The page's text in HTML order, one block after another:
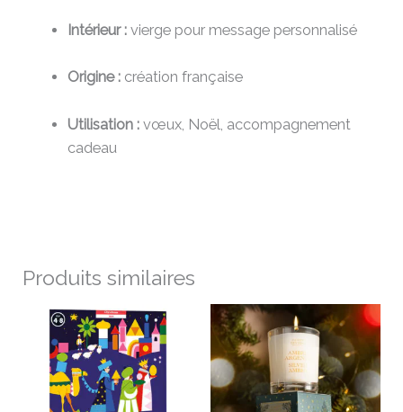
Intérieur :vierge pour message personnalisé
Origine :création française
Utilisation :vœux, Noël, accompagnement
cadeau
Produits similaires